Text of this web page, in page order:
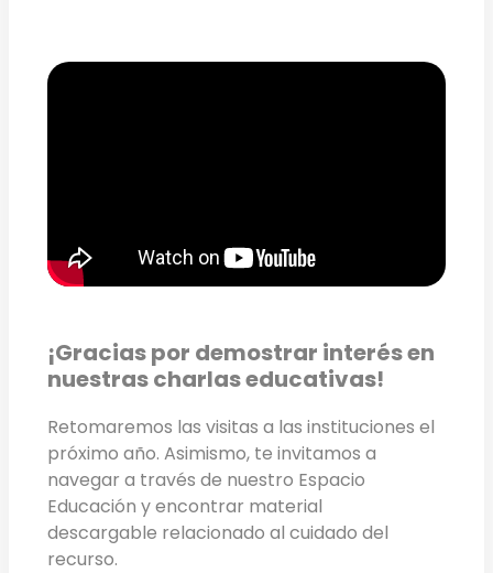
¡Gracias por demostrar interés en
nuestras charlas educativas!
Retomaremos las visitas a las instituciones el
próximo año. Asimismo, te invitamos a
navegar a través de nuestro Espacio
Educación y encontrar material
descargable relacionado al cuidado del
recurso.